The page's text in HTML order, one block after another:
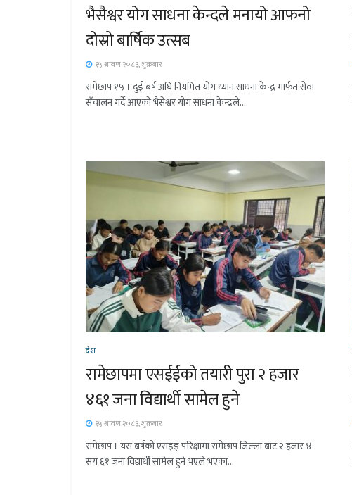
भैसैश्वर योग साधना केन्दले मनायो आफनो
दोस्रो बार्षिक उत्सब
१५ श्रावण २०८३, शुक्रबार
रामेछाप १५ । दुई बर्ष अघि नियमित योग ध्यान साधना केन्द्र मार्फत सेवा
सँचालन गर्दे आएको भैसेश्वर योग साधना केन्द्रले...
देश
रामेछापमा एसईईको तयारी पुरा २ हजार
४६१ जना विद्यार्थी सामेल हुने
१५ श्रावण २०८३, शुक्रबार
रामेछाप । यस बर्षको एसइइ परिक्षामा रामेछाप जिल्ला बाट २ हजार ४
सय ६१ जना विद्यार्थी सामेल हुने भएले भएका...